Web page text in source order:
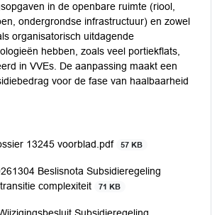
in de openbare ruimte (riool,
ondergrondse infrastructuur) en zowel
organisatorisch uitdagende
hebben, zoals veel portiekflats,
in VVEs. De aanpassing maakt een
voor de fase van haalbaarheid
13245 voorblad.pdf
57 KB
Beslisnota Subsidieregeling
complexiteit
71 KB